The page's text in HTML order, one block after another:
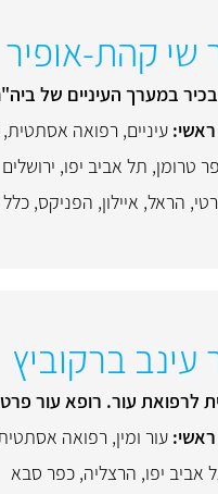
שי קהת-אופיר
במערך העיניים של
עיניים, רפואה אסתטית,
טרומן, תל אביב יפו, ירושלים
, הראל, איילון, הפניקס, כלל
עינב ברקוביץ
לרפואת עור. רופא עור
עור ומין, רפואה אסתטית
אביב יפו, הרצליה, כפר סבא